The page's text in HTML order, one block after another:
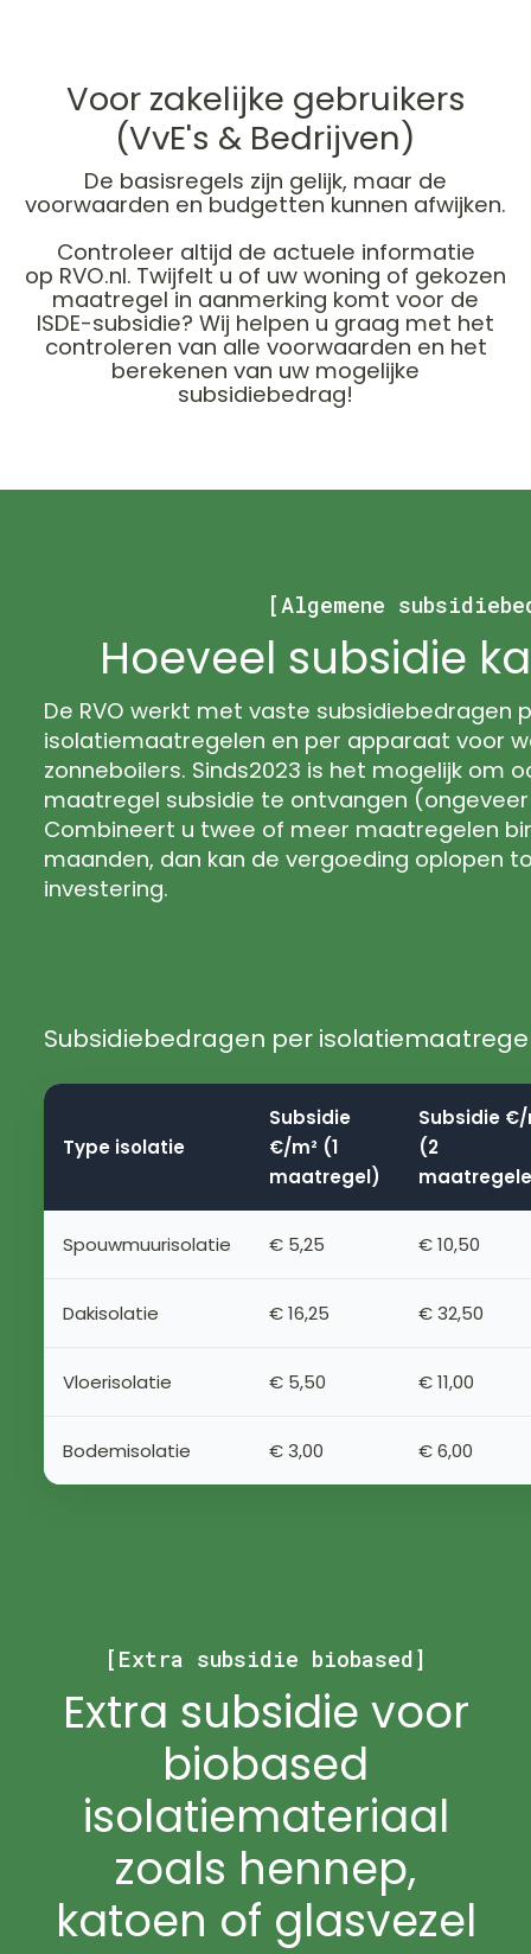
Voor zakelijke gebruikers
(VvE's & Bedrijven)
De basisregels zijn gelijk, maar de
voorwaarden en budgetten kunnen afwijken.
Controleer altijd de actuele informatie
op RVO.nl. Twijfelt u of uw woning of gekozen
maatregel in aanmerking komt voor de
ISDE-subsidie? Wij helpen u graag met het
controleren van alle voorwaarden en het
berekenen van uw mogelijke
subsidiebedrag!
[Algemene
Hoeveel subsidie
De RVO werkt met vaste subsidiebedragen
isolatiemaatregelen en per apparaat voor
zonneboilers. Sinds2023 is het mogelijk om
maatregel subsidie te ontvangen (ongeveer
Combineert u twee of meer maatregelen
maanden, dan kan de vergoeding oplopen
investering.
Subsidiebedragen per
Type isolatie
Subsidie
€/m² (1
maatregel)
Subsidie €/
(2
Spouwmuurisolatie € 5,25 € 10,50
Dakisolatie € 16,25 € 32,50
Vloerisolatie € 5,50 € 11,00
Bodemisolatie € 3,00 € 6,00
[Extra subsidie biobased]
Extra subsidie voor
biobased
isolatiemateriaal
zoals hennep,
katoen of glasvezel